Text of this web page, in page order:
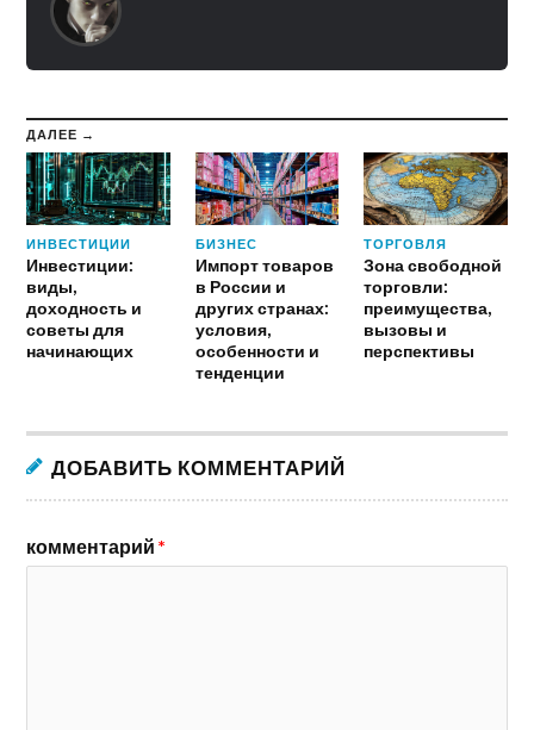
ДАЛЕЕ →
ИНВЕСТИЦИИ
Инвестиции:
виды,
доходность и
советы для
начинающих
БИЗНЕС
Импорт товаров
в России и
других странах:
условия,
особенности и
тенденции
ТОРГОВЛЯ
Зона свободной
торговли:
преимущества,
вызовы и
перспективы
ДОБАВИТЬ КОММЕНТАРИЙ
комментарий *